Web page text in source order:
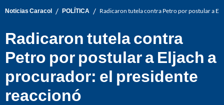
Noticias Caracol / POLÍTICA / Radicaron tutela contra Petro por postular a
Radicaron tutela contra
Petro por postular a Eljach a
procurador: el presidente
reaccionó